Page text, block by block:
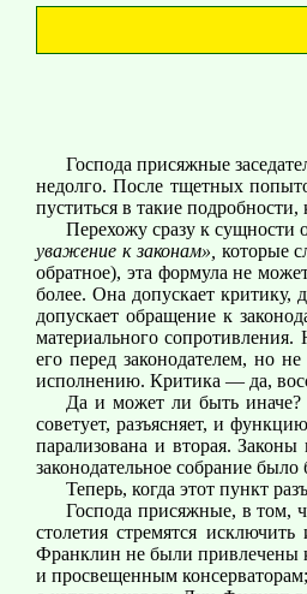
Господа присяжные
недолго. После тщетных
пуститься в такие
Перехожу сразу к сущности
уважение к законам», которые
обратное), эта формула не
более. Она допускает
допускает обращение к
материального
его перед законодателем, но
исполнению. Критика — да,
Да и может ли быть иначе?
советует, разъясняет, и
парализована и вторая.
законодательное собрание
Теперь, когда этот пункт
Господа присяжные, в том,
столетия стремятся
Франклин не были привлечены
и просвещенным